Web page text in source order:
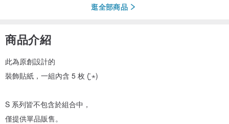
逛全部商品
商品介紹
此為原創設計的
裝飾貼紙，一組內含 5 枚 ( ̮̈⋆)
S 系列皆不包含於組合中，
僅提供單品販售。